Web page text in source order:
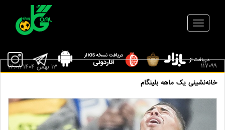
117099
خانه‌نشینی یک ماهه بلینگام
13 بهمن 1404 17:08